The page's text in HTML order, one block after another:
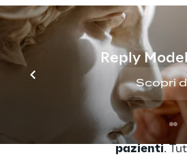
Reply
Scopri
accessibili
affinché
ambiti di
demenza
umanoide
pazienti.